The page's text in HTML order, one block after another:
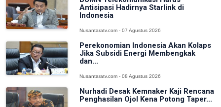
Antisipasi Hadirnya Starlink di
Indonesia
Nusantaratv.com - 07 Agustus 2026
Perekonomian Indonesia Akan Kolaps
Jika Subsidi Energi Membengkak
dan...
Nusantaratv.com - 08 Agustus 2026
Nurhadi Desak Kemnaker Kaji Rencana
Penghasilan Ojol Kena Potong Taper...